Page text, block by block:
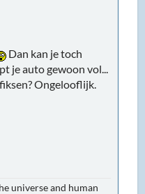
Dan kan je toch
je auto gewoon vol...
Ongelooflijk.
universe and human